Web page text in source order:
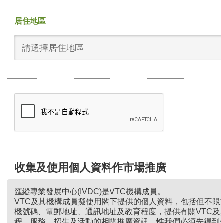
居住地區
請選擇居住地區
收集及使用個人資料作市場推廣
匯縱專業發展中心(IVDC)是VTC機構成員。
VTC及其機構成員擬使用閣下提供的個人資料，包括但不
機號碼、電郵地址、通訊地址及教育程度，提供有關VTC
程、服務、招生及活動的相關推廣資訊。惟我們必須先得